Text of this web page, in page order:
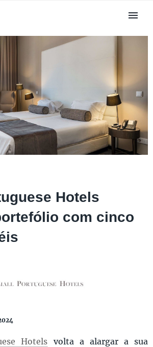
Hotels
com cinco
Hotels volta a alargar a sua